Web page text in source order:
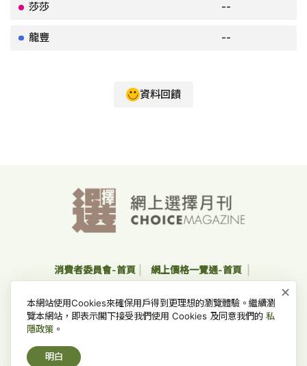
--
--
資料回饋
消費者委員會-首頁
網上價格一覽通-首頁
免責、版權及無障礙聲明
常見問題
本網站使用Cookies來確保用戶得到更理想的瀏覽體驗。繼續瀏
覽本網站，即表示閣下接受我們使用 Cookies 及同意我們的 私
隱政策。
明白
×